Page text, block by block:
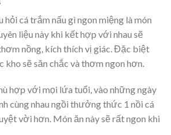
hỏi cá trắm nấu gì ngon miệng là món
liệu này khi kết hợp với nhau sẽ
nồng, kích thích vị giác. Đặc biệt
sẽ săn chắc và thơm ngon hơn.
hợp với mọi lứa tuổi, vào những ngày
cùng nhau ngồi thưởng thức 1 nồi cá
vời hơn. Món ăn này sẽ rất ngon khi